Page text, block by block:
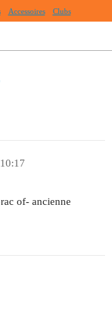
Accessoires Clubs
of- ancienne